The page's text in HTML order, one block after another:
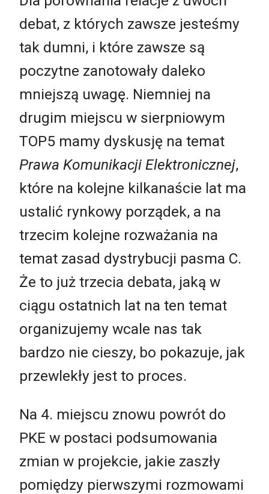
debat, z których zawsze jesteśmy
tak dumni, i które zawsze są
poczytne zanotowały daleko
mniejszą uwagę. Niemniej na
drugim miejscu w sierpniowym
TOP5 mamy dyskusję na temat
Prawa Komunikacji Elektronicznej,
które na kolejne kilkanaście lat ma
ustalić rynkowy porządek, a na
trzecim kolejne rozważania na
temat zasad dystrybucji pasma C.
Że to już trzecia debata, jaką w
ciągu ostatnich lat na ten temat
organizujemy wcale nas tak
bardzo nie cieszy, bo pokazuje, jak
przewlekły jest to proces.
Na 4. miejscu znowu powrót do
PKE w postaci podsumowania
zmian w projekcie, jakie zaszły
pomiędzy pierwszymi rozmowami